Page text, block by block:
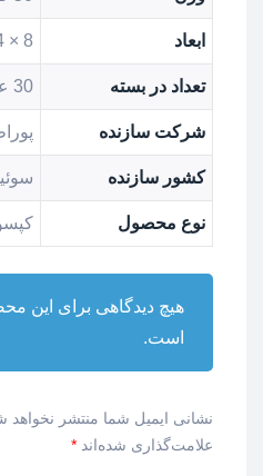
ابعاد 8 × 4 × 12 سانتیمتر
تعداد در بسته 30 عددی
شرکت سازنده
کشور سازنده
نوع محصول
هیچ دیدگاهی برای این
است.
نشانی ایمیل شما منتشر نخواهد
علامت‌گذاری شده‌اند *